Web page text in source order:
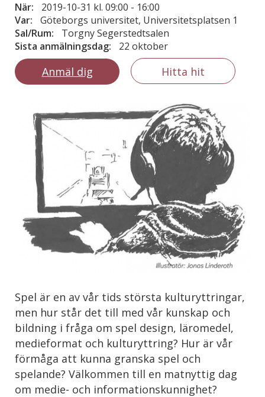
När: 2019-10-31 kl. 09:00 - 16:00
Var:
Göteborgs universitet, Universitetsplatsen 1
Sal/Rum:
Torgny Segerstedtsalen
Sista anmälningsdag:
22 oktober
Anmäl dig Hitta hit
Spel är en av vår tids största kulturyttringar,
men hur står det till med vår kunskap och
bildning i fråga om spel design, läromedel,
medieformat och kulturyttring? Hur är vår
förmåga att kunna granska spel och
spelande? Välkommen till en matnyttig dag
om medie- och informationskunnighet?